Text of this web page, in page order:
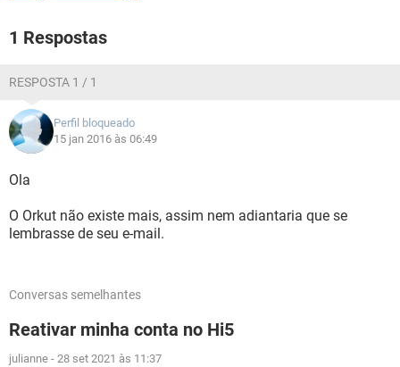
1 Respostas
RESPOSTA 1 / 1
Perfil bloqueado
15 jan 2016 às 06:49
Ola
O Orkut não existe mais, assim nem adiantaria que se
lembrasse de seu e-mail.
Conversas semelhantes
Reativar minha conta no Hi5
julianne - 28 set 2021 às 11:37